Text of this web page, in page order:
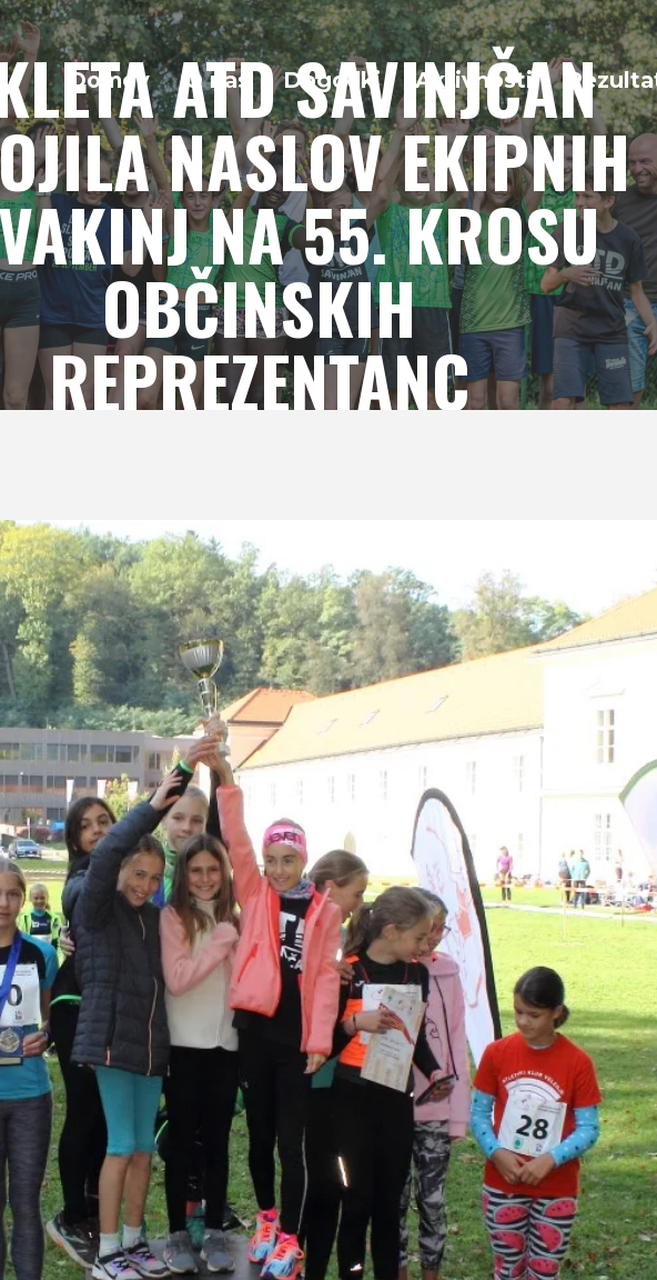
Domov O nas Dogodki Aktivnosti
ATD SAVINJČAN
NASLOV EKIPNIH
NA 55. KROSU
OBČINSKIH
REPREZENTANC